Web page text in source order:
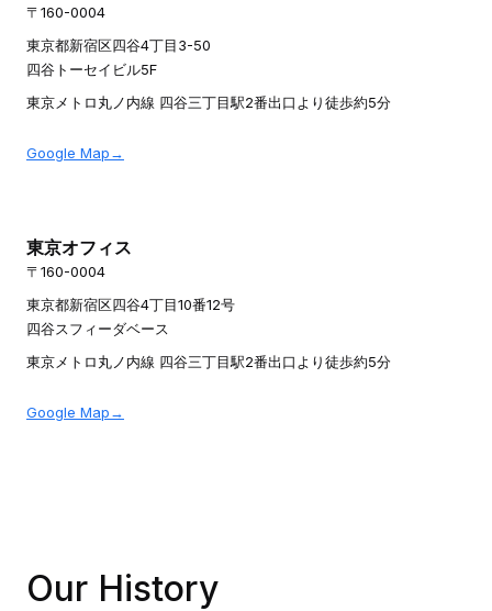
〒160-0004
東京都新宿区四谷4丁目3-50
四谷トーセイビル5F
東京メトロ丸ノ内線 四谷三丁目駅2番出口より徒歩約5分
Google Map→
東京オフィス
〒160-0004
東京都新宿区四谷4丁目10番12号
四谷スフィーダベース
東京メトロ丸ノ内線 四谷三丁目駅2番出口より徒歩約5分
Google Map→
Our History